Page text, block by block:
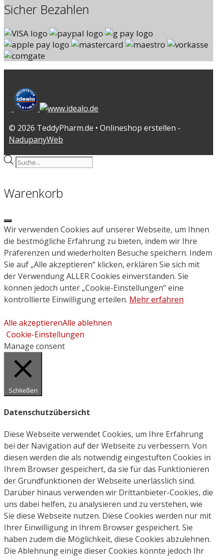
Sicher Bezahlen
© 2026 TeddyPharm.de • Onlineshop erstellen -
NadupanyWeb
Products
Warenkorb
Close
Wir verwenden Cookies auf unserer Webseite, um Ihnen
die bestmögliche Erfahrung zu bieten, indem wir Ihre
Präferenzen und wiederholten Besuche speichern. Indem
Sie auf „Alle akzeptieren“ klicken, erklären Sie sich mit
der Verwendung ALLER Cookies einverstanden. Sie
können jedoch unter „Cookie-Einstellungen“ eine
kontrollierte Einwilligung erteilen. Mehr erfahren
Alle akzeptierenAlle ablehnen
Cookie-Einstellungen
Manage consent
Schließen
Datenschutzübersicht
Diese Webseite verwendet Cookies, um Ihre Erfahrung
bei der Navigation auf der Webseite zu verbessern. Von
diesen werden die als notwendig eingestuften Cookies in
Ihrem Browser gespeichert, da sie für das Funktionieren
der Grundfunktionen der Webseite unerlässlich sind.
Darüber hinaus verwenden wir Drittanbieter-Cookies, die
uns dabei helfen, zu analysieren und zu verstehen, wie
Sie diese Webseite nutzen. Diese Cookies werden nur mit
Ihrer Einwilligung in Ihrem Browser gespeichert. Sie
haben zudem die Möglichkeit, diese Cookies abzulehnen.
Die Ablehnung einige dieser Cookies könnte jedoch Ihr